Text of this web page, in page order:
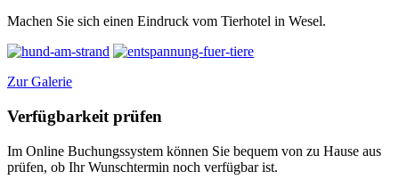
Machen Sie sich einen Eindruck vom Tierhotel in Wesel.
Zur Galerie
Verfügbarkeit prüfen
Im Online Buchungssystem können Sie bequem von zu Hause aus
prüfen, ob Ihr Wunschtermin noch verfügbar ist.